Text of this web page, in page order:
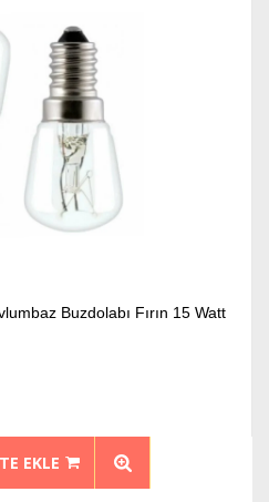
Buzdolabı Fırın 15 Watt
EKLE